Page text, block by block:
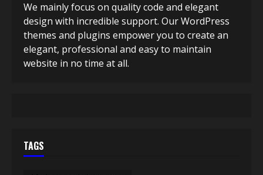
We mainly focus on quality code and elegant
design with incredible support. Our WordPress
themes and plugins empower you to create an
elegant, professional and easy to maintain
website in no time at all.
TAGS